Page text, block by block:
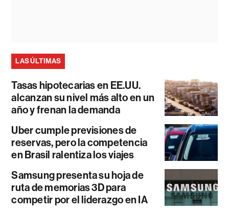
LAS ÚLTIMAS
Tasas hipotecarias en EE.UU.
alcanzan su nivel más alto en un
año y frenan la demanda
Uber cumple previsiones de
reservas, pero la competencia
en Brasil ralentiza los viajes
Samsung presenta su hoja de
ruta de memorias 3D para
competir por el liderazgo en IA